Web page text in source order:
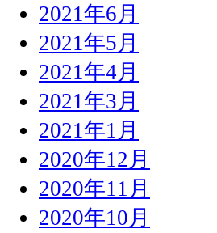
2021年6月
2021年5月
2021年4月
2021年3月
2021年1月
2020年12月
2020年11月
2020年10月